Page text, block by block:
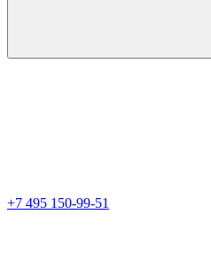
+7 495 150-99-51